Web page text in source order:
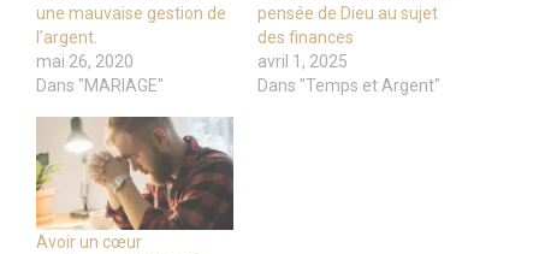
une mauvaise gestion de
l’argent.
mai 26, 2020
Dans "MARIAGE"
pensée de Dieu au sujet
des finances
avril 1, 2025
Dans "Temps et Argent"
Avoir un cœur